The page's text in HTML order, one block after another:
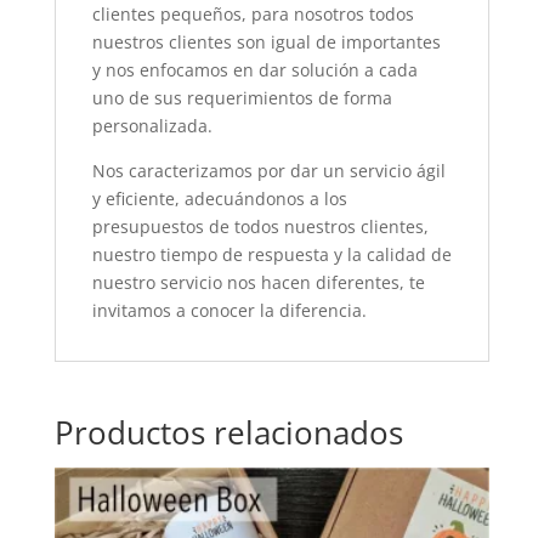
clientes pequeños, para nosotros todos
nuestros clientes son igual de importantes
y nos enfocamos en dar solución a cada
uno de sus requerimientos de forma
personalizada.
Nos caracterizamos por dar un servicio ágil
y eficiente, adecuándonos a los
presupuestos de todos nuestros clientes,
nuestro tiempo de respuesta y la calidad de
nuestro servicio nos hacen diferentes, te
invitamos a conocer la diferencia.
Productos relacionados